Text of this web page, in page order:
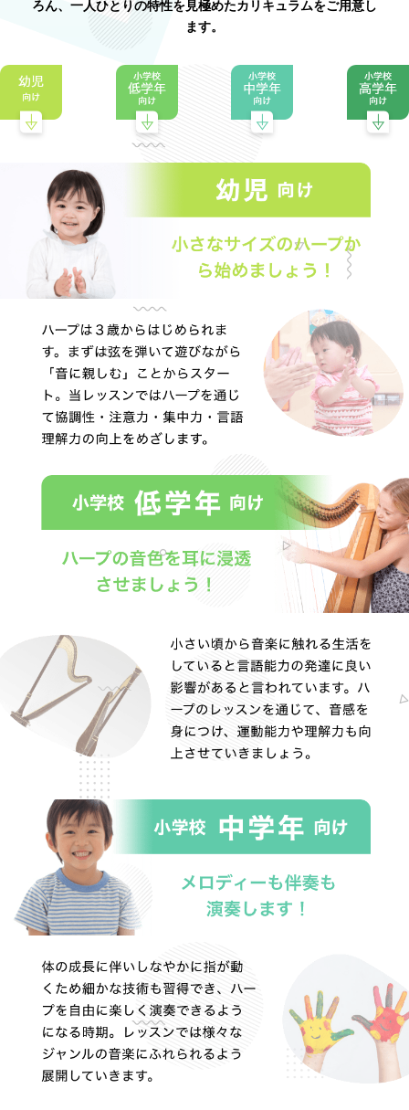
ろん、一人ひとりの特性を見極めたカリキュラムをご用意し
ます。